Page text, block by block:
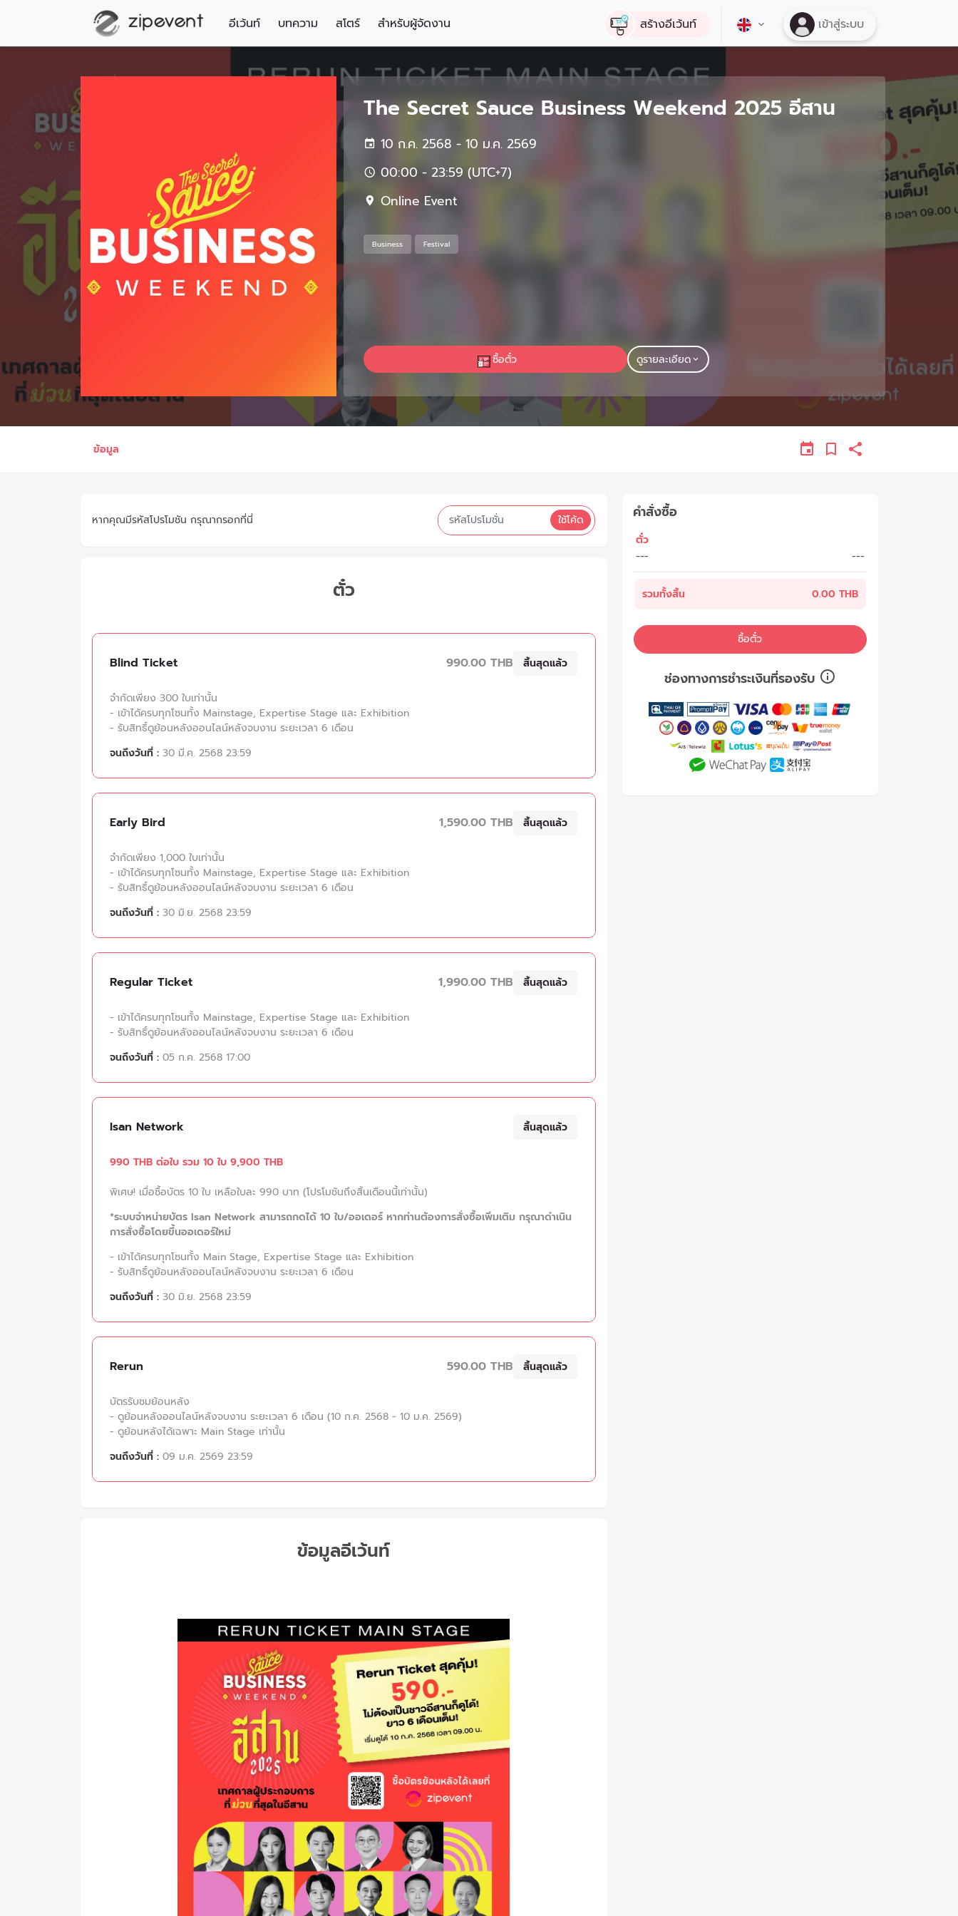
อีเว้นท์ บทความ สโตร์ สำหรับผู้จัดงาน สร้างอีเว้นท์ เข้าสู่ระบบ
The Secret Sauce Business Weekend 2025 อีสาน
10 ก.ค. 2568 - 10 ม.ค. 2569
00:00 - 23:59 (UTC+7)
Online Event
Business Festival
ซื้อตั๋ว ดูรายละเอียด
ข้อมูล
หากคุณมีรหัสโปรโมชัน กรุณากรอกที่นี่ ใช้โค้ด
ตั๋ว
Blind Ticket 990.00 THB สิ้นสุดแล้ว
จำกัดเพียง 300 ใบเท่านั้น
- เข้าได้ครบทุกโซนทั้ง Mainstage, Expertise Stage และ Exhibition
- รับสิทธิ์ดูย้อนหลังออนไลน์หลังจบงาน ระยะเวลา 6 เดือน
จนถึงวันที่ : 30 มี.ค. 2568 23:59
Early Bird 1,590.00 THB สิ้นสุดแล้ว
จำกัดเพียง 1,000 ใบเท่านั้น
- เข้าได้ครบทุกโซนทั้ง Mainstage, Expertise Stage และ Exhibition
- รับสิทธิ์ดูย้อนหลังออนไลน์หลังจบงาน ระยะเวลา 6 เดือน
จนถึงวันที่ : 30 มิ.ย. 2568 23:59
Regular Ticket 1,990.00 THB สิ้นสุดแล้ว
- เข้าได้ครบทุกโซนทั้ง Mainstage, Expertise Stage และ Exhibition
- รับสิทธิ์ดูย้อนหลังออนไลน์หลังจบงาน ระยะเวลา 6 เดือน
จนถึงวันที่ : 05 ก.ค. 2568 17:00
Isan Network สิ้นสุดแล้ว
990 THB ต่อใบ รวม 10 ใบ 9,900 THB
พิเศษ! เมื่อซื้อบัตร 10 ใบ เหลือใบละ 990 บาท (โปรโมชันถึงสิ้นเดือนนี้เท่านั้น)
*ระบบจำหน่ายบัตร Isan Network สามารถกดได้ 10 ใบ/ออเดอร์ หากท่านต้องการสั่งซื้อเพิ่มเติม กรุณาดำเนิน
การสั่งซื้อโดยขึ้นออเดอร์ใหม่
- เข้าได้ครบทุกโซนทั้ง Main Stage, Expertise Stage และ Exhibition
- รับสิทธิ์ดูย้อนหลังออนไลน์หลังจบงาน ระยะเวลา 6 เดือน
จนถึงวันที่ : 30 มิ.ย. 2568 23:59
Rerun 590.00 THB สิ้นสุดแล้ว
บัตรรับชมย้อนหลัง
- ดูย้อนหลังออนไลน์หลังจบงาน ระยะเวลา 6 เดือน (10 ก.ค. 2568 - 10 ม.ค. 2569)
- ดูย้อนหลังได้เฉพาะ Main Stage เท่านั้น
จนถึงวันที่ : 09 ม.ค. 2569 23:59
ข้อมูลอีเว้นท์
คำสั่งซื้อ
ตั๋ว
---
---
รวมทั้งสิ้น 0.00 THB
ซื้อตั๋ว
ช่องทางการชำระเงินที่รองรับ